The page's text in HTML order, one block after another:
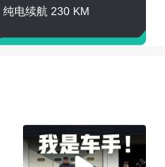
纯电续航 230 KM